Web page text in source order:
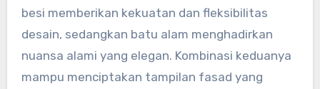
besi memberikan kekuatan dan fleksibilitas
desain, sedangkan batu alam menghadirkan
nuansa alami yang elegan. Kombinasi keduanya
mampu menciptakan tampilan fasad yang